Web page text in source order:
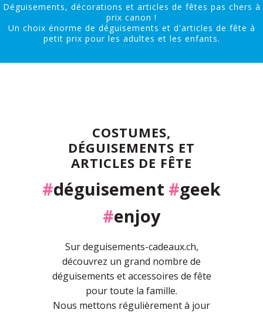
Déguisements, décorations et articles de fêtes pas chers à
prix canon !
Un choix énorme de déguisements et d'articles de fête à
petit prix pour les adultes et les enfants.
COSTUMES,
DÉGUISEMENTS ET
ARTICLES DE FÊTE
#déguisement #geek
#enjoy
Sur deguisements-cadeaux.ch,
découvrez un grand nombre de
déguisements et accessoires de fête
pour toute la famille.
Nous mettons régulièrement à jour